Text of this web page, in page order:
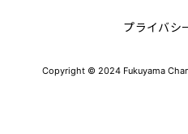
プライバシ
Copyright © 2024 Fukuyama